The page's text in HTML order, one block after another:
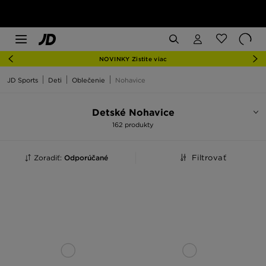
NOVINKY Zistite viac
JD Sports Deti Oblečenie Nohavice
Detské Nohavice
162 produkty
Zoradiť: Odporúčané Filtrovať